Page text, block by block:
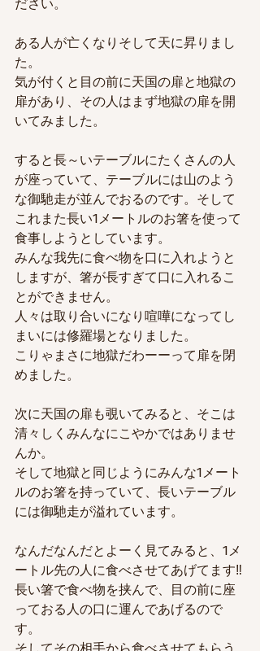
ださい。
ある人が亡くなりそして天に昇りまし
た。
気が付くと目の前に天国の扉と地獄の
扉があり、その人はまず地獄の扉を開
いてみました。
すると長～いテーブルにたくさんの人
が座っていて、テーブルには山のよう
な御馳走が並んでおるのです。そして
これまた長い1メートルのお箸を使って
食事しようとしています。
みんな我先に食べ物を口に入れようと
しますが、箸が長すぎて口に入れるこ
とができません。
人々は取り合いになり喧嘩になってし
まいには修羅場となりました。
こりゃまさに地獄だわーーって扉を閉
めました。
次に天国の扉も覗いてみると、そこは
清々しくみんなにこやかではありませ
んか。
そして地獄と同じようにみんな1メート
ルのお箸を持っていて、長いテーブル
には御馳走が溢れています。
なんだなんだとよーく見てみると、1メ
ートル先の人に食べさせてあげてます‼
長い箸で食べ物を挟んで、目の前に座
っておる人の口に運んであげるので
す。